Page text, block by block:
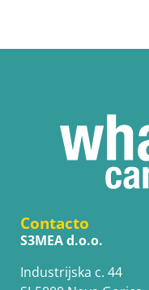
Contacto
S3MEA d.o.o.
Industrijska c. 44